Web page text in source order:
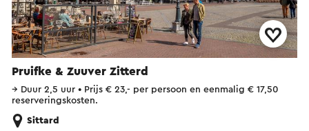
Pruifke & Zuuver Zitterd
→ Duur 2,5 uur • Prijs € 23,- per persoon en eenmalig € 17,50
reserveringskosten.
Sittard